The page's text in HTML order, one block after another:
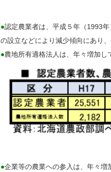
●認定農業者は、平成５年（1993
の設立などにより減少傾向にあり
●農地所有適格法人は、年々増加
●企業等の農業への参入は、年々